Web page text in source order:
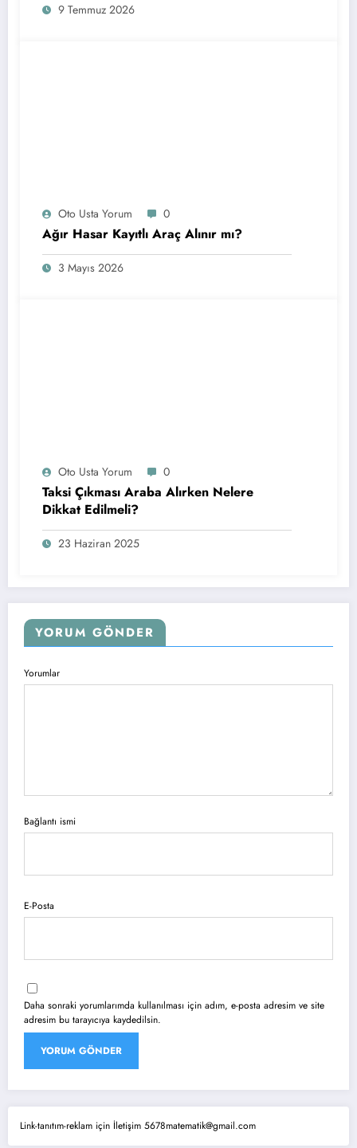
9 Temmuz 2026
Oto Usta Yorum 0
Ağır Hasar Kayıtlı Araç Alınır mı?
3 Mayıs 2026
Oto Usta Yorum 0
Taksi Çıkması Araba Alırken Nelere
Dikkat Edilmeli?
23 Haziran 2025
YORUM GÖNDER
Yorumlar
Bağlantı ismi
E-Posta
Daha sonraki yorumlarımda kullanılması için adım, e-posta adresim ve site
adresim bu tarayıcıya kaydedilsin.
Link-tanıtım-reklam için İletişim 5678matematik@gmail.com